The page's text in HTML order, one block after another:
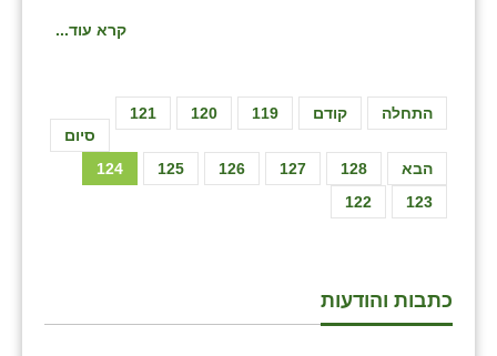
קרא עוד...
התחלה קודם 119
120
121
122 123
124 125 126 127 128 הבא
סיום
כתבות והודעות